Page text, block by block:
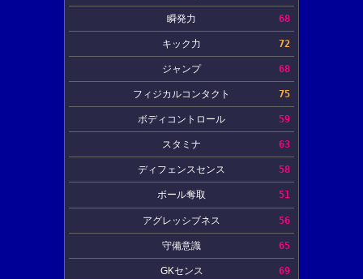
68
瞬発力
72
キック力
68
ジャンプ
75
フィジカルコンタクト
59
ボディコントロール
63
スタミナ
58
ディフェンスセンス
51
ボール奪取
56
アグレッシブネス
65
守備意識
69
GKセンス